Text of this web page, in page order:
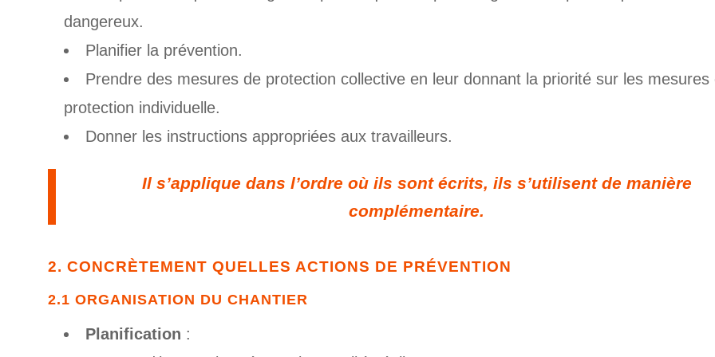
dangereux.
Planifier la prévention.
Prendre des mesures de protection collective en leur donnant la priorité sur les mesures
protection individuelle.
Donner les instructions appropriées aux travailleurs.
Il s’applique dans l’ordre où ils sont écrits, ils s’utilisent de manière
complémentaire.
2. CONCRÈTEMENT QUELLES ACTIONS DE PRÉVENTION
2.1 ORGANISATION DU CHANTIER
Planification :